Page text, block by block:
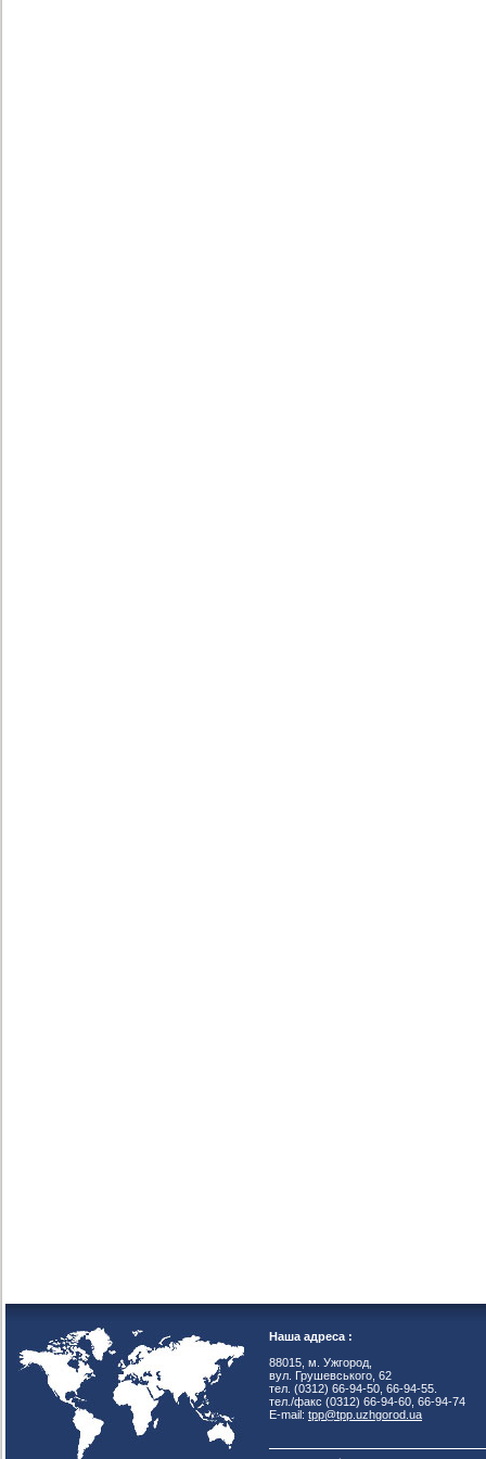
Наша адреса :
88015, м. Ужгород,
вул. Грушевського, 62
тел. (0312) 66-94-50, 66-94-55.
тел./факс (0312) 66-94-60, 66-94-74
E-mail: tpp@tpp.uzhgorod.ua